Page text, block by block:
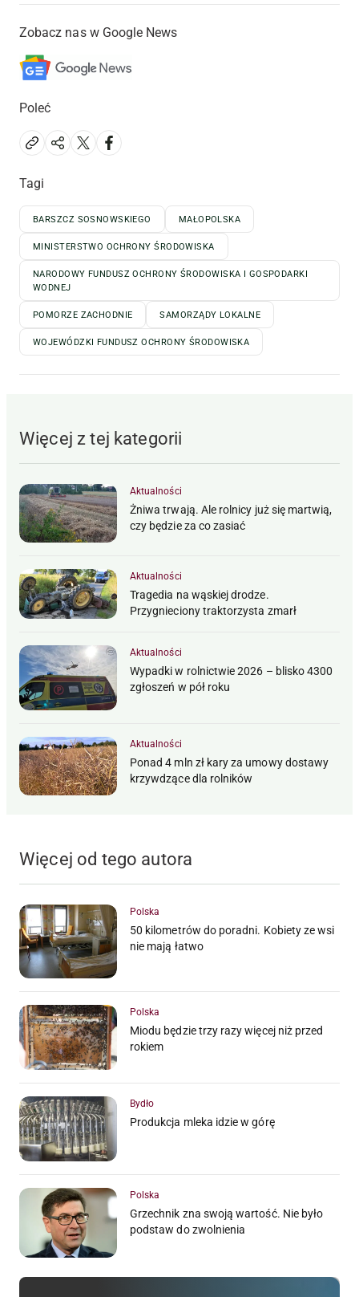
Zobacz nas w Google News
Poleć
Tagi
BARSZCZ SOSNOWSKIEGO MAŁOPOLSKA
MINISTERSTWO OCHRONY ŚRODOWISKA
NARODOWY FUNDUSZ OCHRONY ŚRODOWISKA I GOSPODARKI
WODNEJ
POMORZE ZACHODNIE SAMORZĄDY LOKALNE
WOJEWÓDZKI FUNDUSZ OCHRONY ŚRODOWISKA
Więcej z tej kategorii
Aktualności
Żniwa trwają. Ale rolnicy już się martwią,
czy będzie za co zasiać
Aktualności
Tragedia na wąskiej drodze.
Przygnieciony traktorzysta zmarł
Aktualności
Wypadki w rolnictwie 2026 – blisko 4300
zgłoszeń w pół roku
Aktualności
Ponad 4 mln zł kary za umowy dostawy
krzywdzące dla rolników
Więcej od tego autora
Polska
50 kilometrów do poradni. Kobiety ze wsi
nie mają łatwo
Polska
Miodu będzie trzy razy więcej niż przed
rokiem
Bydło
Produkcja mleka idzie w górę
Polska
Grzechnik zna swoją wartość. Nie było
podstaw do zwolnienia